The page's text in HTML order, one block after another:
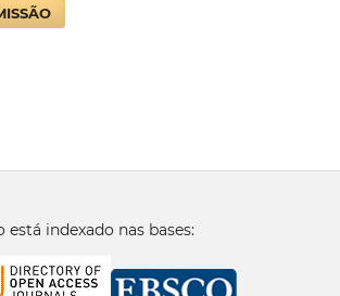
está indexado nas bases: